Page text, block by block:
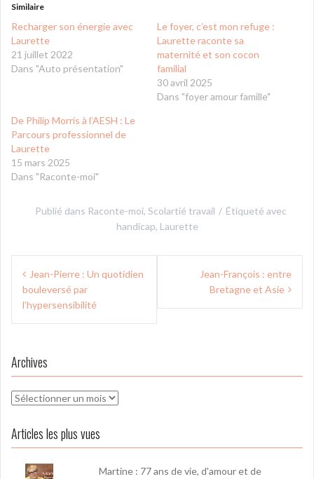
Similaire
Recharger son énergie avec
Laurette
21 juillet 2022
Dans "Auto présentation"
Le foyer, c’est mon refuge :
Laurette raconte sa
maternité et son cocon
familial
30 avril 2025
Dans "foyer amour famille"
De Philip Morris à l’AESH : Le
Parcours professionnel de
Laurette
15 mars 2025
Dans "Raconte-moi"
Publié dans Raconte-moi, Scolartié travail
Étiqueté avec
handicap, Laurette
Navigation
de
l’article
Jean-Pierre : Un quotidien
bouleversé par
l’hypersensibilité
Jean-François : entre
Bretagne et Asie
Archives
Archives
Articles les plus vues
Martine : 77 ans de vie, d'amour et de